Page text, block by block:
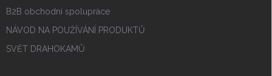
B2B obchodní spolupráce
NÁVOD NA POUŽÍVÁNÍ PRODUKTŮ
SVĚT DRAHOKAMŮ